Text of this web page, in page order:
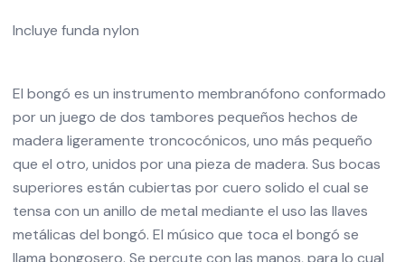
Incluye funda nylon
El bongó es un instrumento membranófono conformado
por un juego de dos tambores pequeños hechos de
madera ligeramente troncocónicos, uno más pequeño
que el otro, unidos por una pieza de madera. Sus bocas
superiores están cubiertas por cuero solido el cual se
tensa con un anillo de metal mediante el uso las llaves
metálicas del bongó. El músico que toca el bongó se
llama bongosero. Se percute con las manos, para lo cual